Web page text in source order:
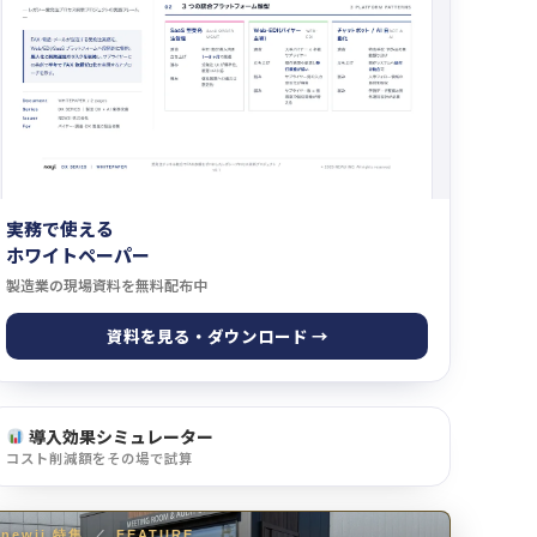
実務で使える
ホワイトペーパー
製造業の現場資料を無料配布中
資料を見る・ダウンロード →
導入効果シミュレーター
コスト削減額をその場で試算